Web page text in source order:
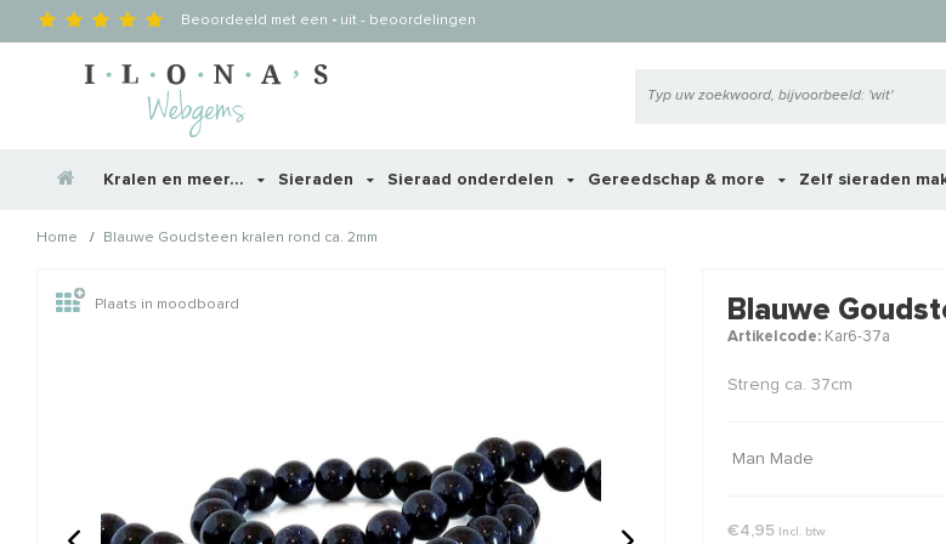
Beoordeeld met een - uit - beoordelingen
Kralen en meer... Sieraden Sieraad onderdelen Gereedschap & more Zelf sieraden
Home / Blauwe Goudsteen kralen rond ca. 2mm
Wellicht zijn deze producten ook interessant voor je?
Plaats in moodboard Blauwe
Artikelcode:Kar6-37a
Streng ca. 37cm
Man Made
€4,95 Incl. btw